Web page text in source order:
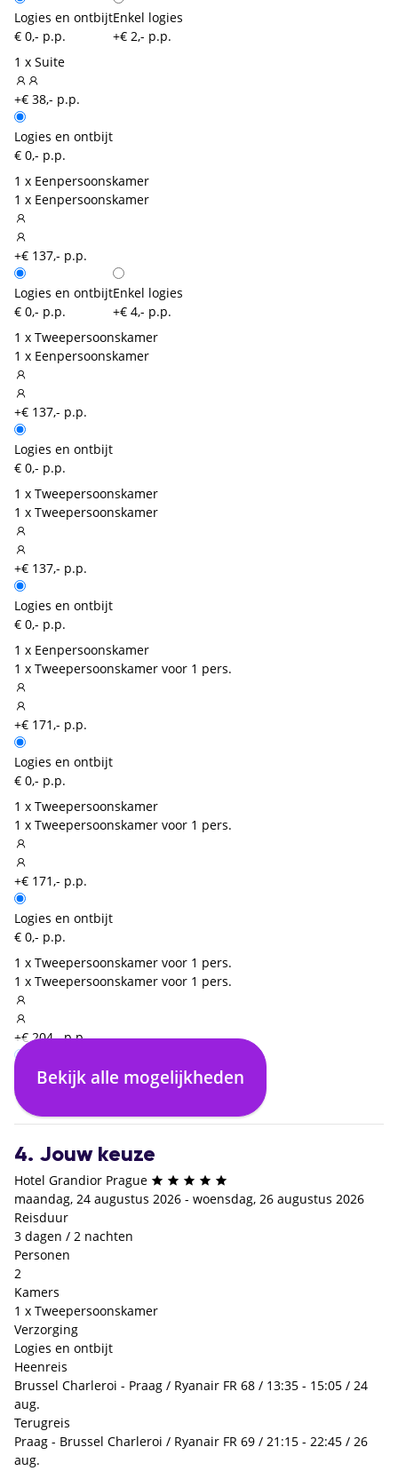
Logies en ontbijt
€ 0,- p.p.
Enkel logies
+€ 2,- p.p.
1 x Suite
+€ 38,- p.p.
Logies en ontbijt
€ 0,- p.p.
1 x Eenpersoonskamer
1 x Eenpersoonskamer
+€ 137,- p.p.
Logies en ontbijt
€ 0,- p.p.
Enkel logies
+€ 4,- p.p.
1 x Tweepersoonskamer
1 x Eenpersoonskamer
+€ 137,- p.p.
Logies en ontbijt
€ 0,- p.p.
1 x Tweepersoonskamer
1 x Tweepersoonskamer
+€ 137,- p.p.
Logies en ontbijt
€ 0,- p.p.
1 x Eenpersoonskamer
1 x Tweepersoonskamer voor 1 pers.
+€ 171,- p.p.
Logies en ontbijt
€ 0,- p.p.
1 x Tweepersoonskamer
1 x Tweepersoonskamer voor 1 pers.
+€ 171,- p.p.
Logies en ontbijt
€ 0,- p.p.
1 x Tweepersoonskamer voor 1 pers.
1 x Tweepersoonskamer voor 1 pers.
+€ 204,- p.p.
Logies en ontbijt
€ 0,- p.p.
Bekijk alle mogelijkheden
4. Jouw keuze
Hotel Grandior Prague
maandag, 24 augustus 2026 - woensdag, 26 augustus 2026
Reisduur
3 dagen / 2 nachten
Personen
2
Kamers
1 x Tweepersoonskamer
Verzorging
Logies en ontbijt
Heenreis
Brussel Charleroi - Praag / Ryanair FR 68 / 13:35 - 15:05 / 24
aug.
Terugreis
Praag - Brussel Charleroi / Ryanair FR 69 / 21:15 - 22:45 / 26
aug.